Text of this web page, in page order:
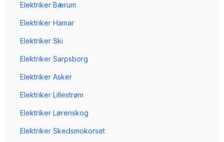
Elektriker Bærum
Elektriker Hamar
Elektriker Ski
Elektriker Sarpsborg
Elektriker Asker
Elektriker Lillestrøm
Elektriker Lørenskog
Elektriker Skedsmokorset